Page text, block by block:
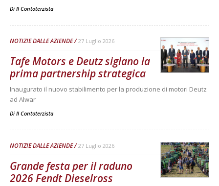
Di Il Contoterzista
NOTIZIE DALLE AZIENDE 27 Luglio 2026
Tafe Motors e Deutz siglano la
prima partnership strategica
Inaugurato il nuovo stabilimento per la produzione di motori Deutz
ad Alwar
Di Il Contoterzista
NOTIZIE DALLE AZIENDE 27 Luglio 2026
Grande festa per il raduno
2026 Fendt Dieselross